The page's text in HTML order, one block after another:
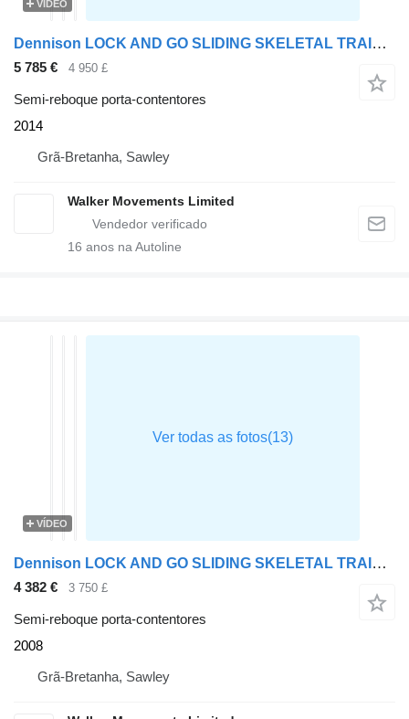
VÍDEO
Dennison LOCK AND GO SLIDING SKELETAL TRAILER – 2014 – C366497
5 785 € 4 950 £
Semi-reboque porta-contentores
2014
Grã-Bretanha, Sawley
Walker Movements Limited
16 anos na Autoline
VÍDEO
Dennison LOCK AND GO SLIDING SKELETAL TRAILER – 2008 – C232754
4 382 € 3 750 £
Semi-reboque porta-contentores
2008
Grã-Bretanha, Sawley